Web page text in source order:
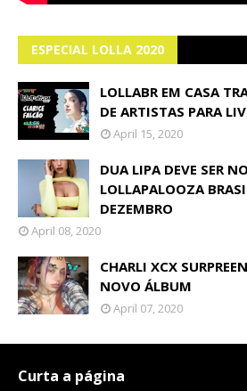
ESPECIAL LOLLA 2020
LOLLABR EM CASA
DE ARTISTAS PARA
April 15, 2020
DUA LIPA DEVE SER
LOLLAPALOOZA
DEZEMBRO
April 08, 2020
CHARLI XCX
NOVO ÁLBUM
April 07, 2020
Curta a página